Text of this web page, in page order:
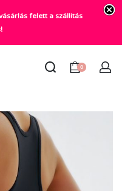
0
felett a szállítás